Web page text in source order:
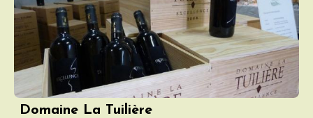
Domaine La Tuilière